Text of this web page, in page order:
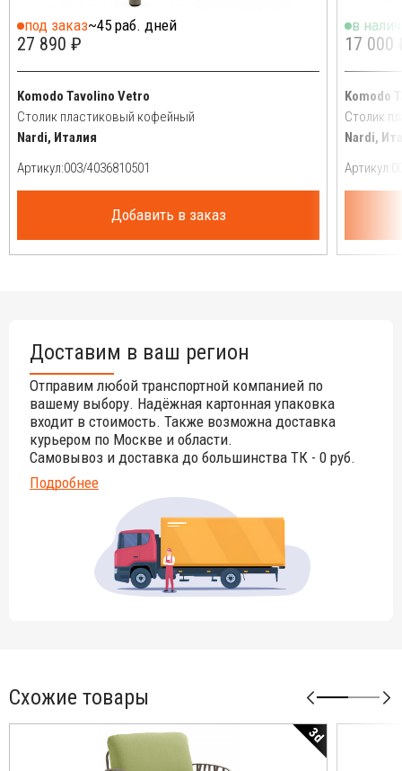
под заказ~45 раб. дней
27 890 ₽
Komodo Tavolino Vetro
Столик пластиковый кофейный
Nardi, Италия
Артикул:
Добавить в заказ
в
17 000
Komodo
Столик
Nardi,
Артикул:
Доставим в ваш регион
Отправим любой транспортной компанией по
вашему выбору. Надёжная картонная упаковка
входит в стоимость. Также возможна доставка
курьером по Москве и области.
Самовывоз и доставка до большинства ТК - 0 руб.
Подробнее
Схожие товары
3d